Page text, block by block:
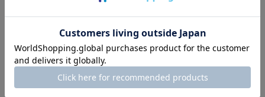
あたま（緑茶・煎茶・鹿児島茶）
972円(税72円)
あたまとは新芽の中でも大柄な茶葉の
みを集めたもの。第一印象の印象は軽